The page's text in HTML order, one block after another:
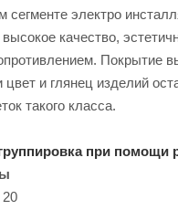
сегменте электро
качество,
Покрытие
и глянец изделий
такого класса.
при помощи
20